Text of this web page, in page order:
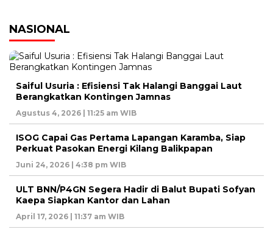
NASIONAL
Saiful Usuria : Efisiensi Tak Halangi Banggai Laut
Berangkatkan Kontingen Jamnas
Agustus 4, 2026 | 11:25 am WIB
ISOG Capai Gas Pertama Lapangan Karamba, Siap
Perkuat Pasokan Energi Kilang Balikpapan
Juni 24, 2026 | 4:38 pm WIB
ULT BNN/P4GN Segera Hadir di Balut Bupati Sofyan
Kaepa Siapkan Kantor dan Lahan
April 17, 2026 | 11:37 am WIB